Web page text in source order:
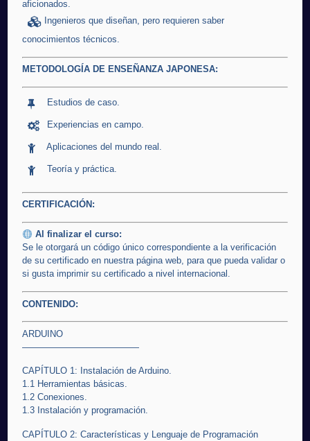
aficionados.
Ingenieros que diseñan, pero requieren saber
conocimientos técnicos.
METODOLOGÍA DE ENSEÑANZA JAPONESA:
Estudios de caso.
Experiencias en campo.
Aplicaciones del mundo real.
Teoría y práctica.
CERTIFICACIÓN:
Al finalizar el curso:
Se le otorgará un código único correspondiente a la verificación
de su certificado en nuestra página web, para que pueda validar o
si gusta imprimir su certificado a nivel internacional.
CONTENIDO:
ARDUINO
—————————————
CAPÍTULO 1: Instalación de Arduino.
1.1 Herramientas básicas.
1.2 Conexiones.
1.3 Instalación y programación.
CAPÍTULO 2: Características y Lenguaje de Programación